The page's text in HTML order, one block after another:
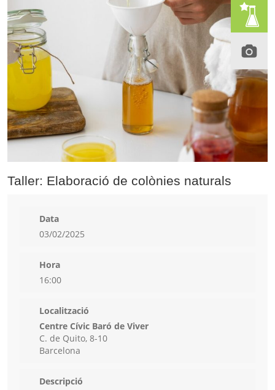
Taller: Elaboració de colònies naturals
Data
03/02/2025
Hora
16:00
Localització
Centre Cívic Baró de Viver
C. de Quito, 8-10
Barcelona
Descripció